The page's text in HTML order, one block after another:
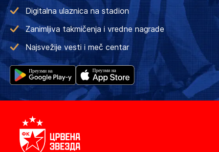
Digitalna ulaznica na stadion
Zanimljiva takmičenja i vredne nagrade
Najsvežije vesti i meč centar